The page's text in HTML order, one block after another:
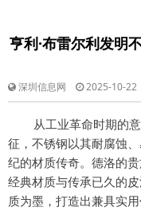
亨利·布雷尔利发明
深圳信息网 2025-10-22
从工业革命时期的意
征，不锈钢以其耐腐蚀
纪的材质传奇。德洛的
经典材质与传承已久的
质为墨，打造出兼具实